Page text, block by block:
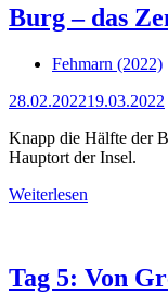
Burg – das
Fehmarn (2022)
28.02.202219.03.2022
Knapp die Hälfte der
Hauptort der Insel.
Weiterlesen
Tag 5: Von